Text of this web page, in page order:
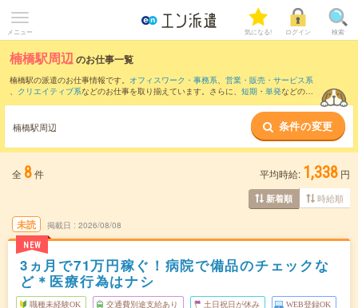
メニュー 気になる! ログイン 検索
楠橋駅周辺のお仕事一覧
楠橋駅の派遣のお仕事情報です。 オフィスワーク・事務系、 営業・販売・サービス系
、 クリエイティブ系などのお仕事を取り揃えています。さらに、 短期 ・ 単発などの期
また、黒崎駅
など近隣駅のお仕事もご確
認いただけます。
楠橋駅周辺 条件の変更
全 8件 平均時給: 1,338 円
新着順 時給順
未読
NEW
掲載日 2026/08/08
3ヵ月で71万円稼ぐ！病院で備品のチェックな
ど＊医療行為はナシ
職種未経験OK 交通費別途支給あり 土日祝日が休み WEB登録OK